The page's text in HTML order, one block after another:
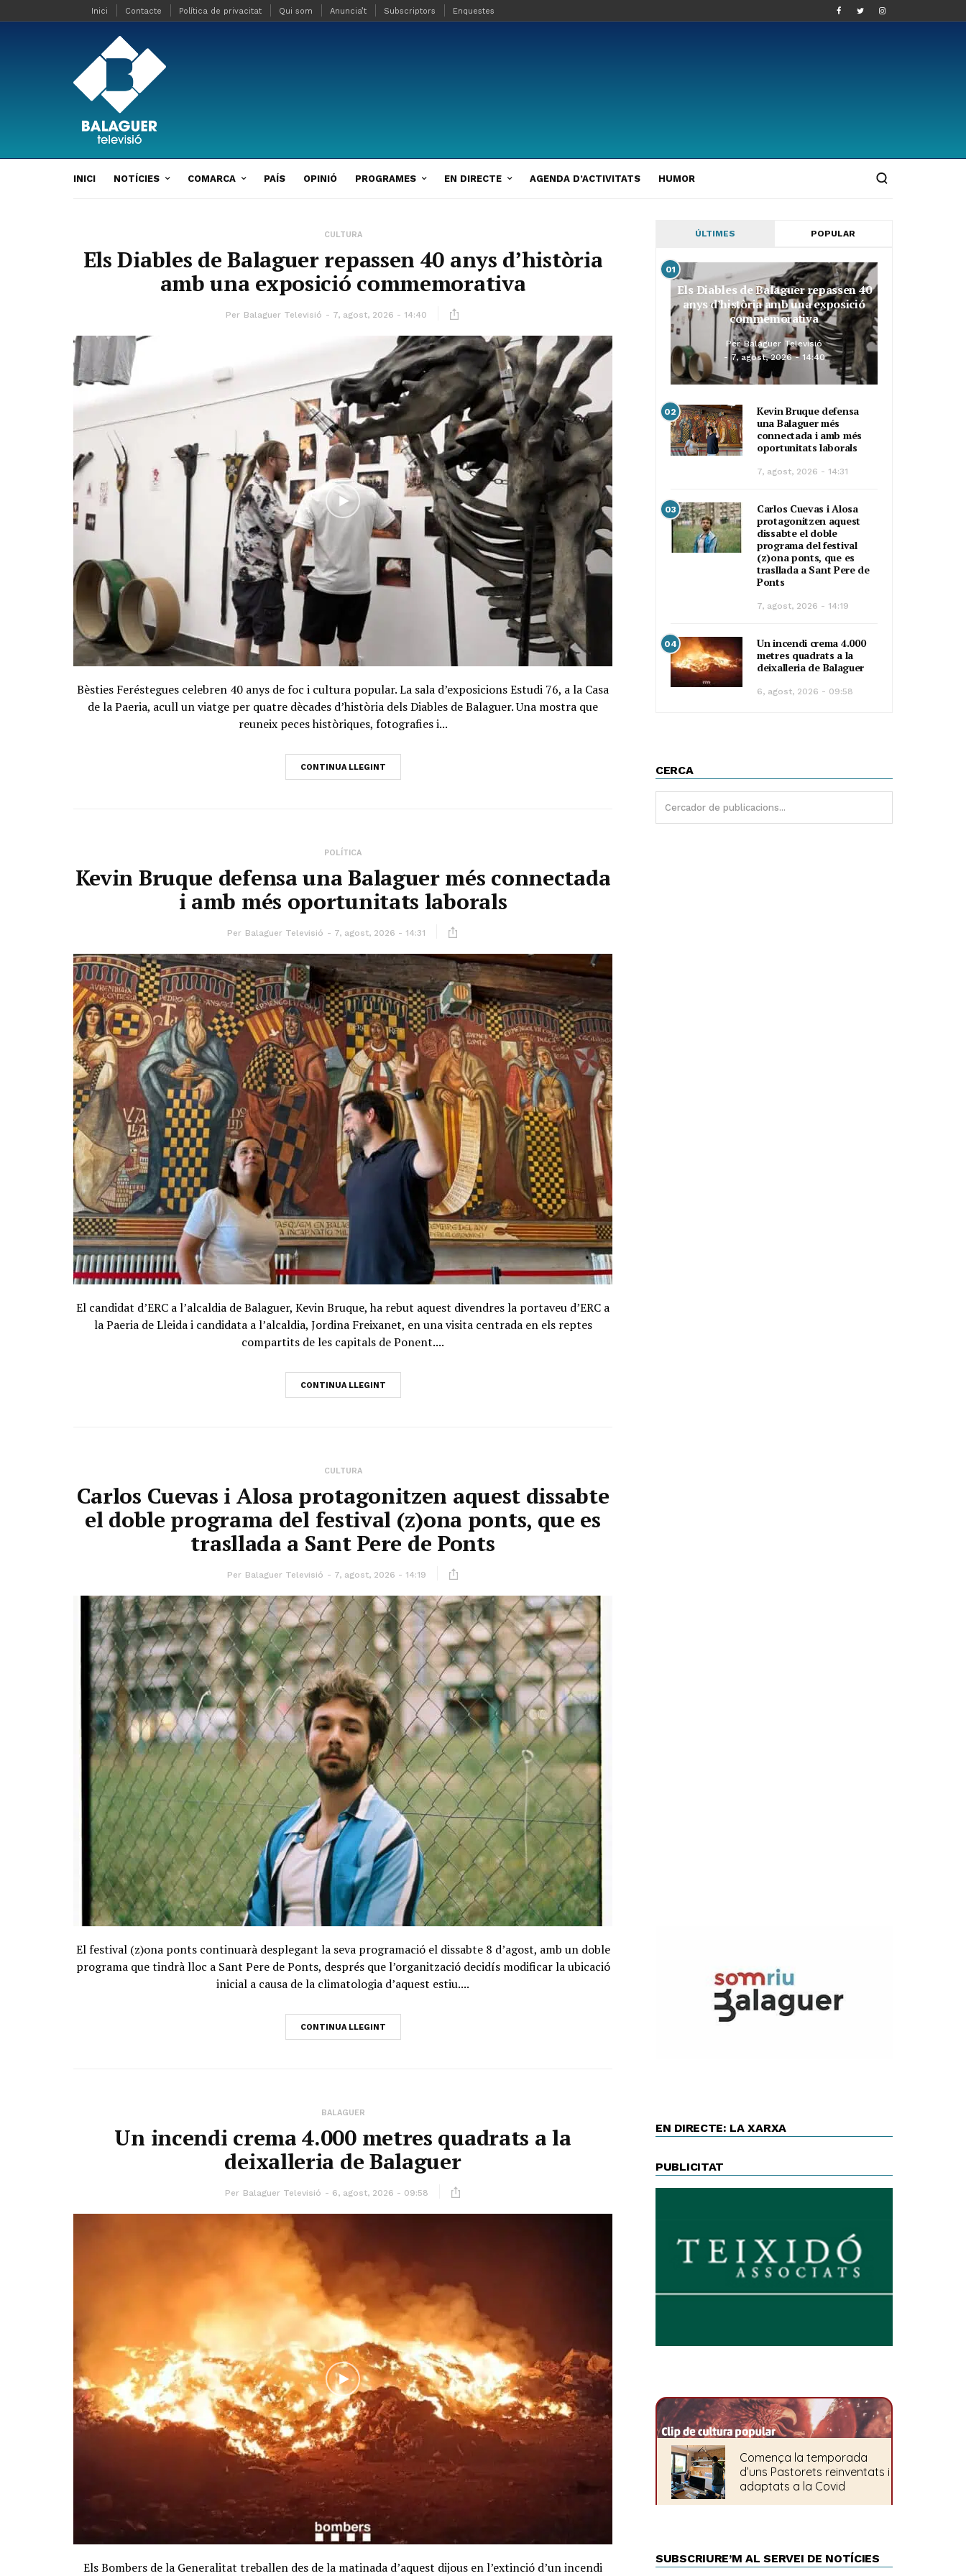
Inici Contacte Política de privacitat Qui som Anuncia’t Subscriptors Enquestes
INICI NOTÍCIES COMARCA PAÍS OPINIÓ PROGRAMES EN DIRECTE AGENDA D’ACTIVITATS HUMOR
CULTURA
Els Diables de Balaguer repassen 40 anys d’història
amb una exposició commemorativa
Per Balaguer Televisió 7, agost, 2026 - 14:40
Bèsties Feréstegues celebren 40 anys de foc i cultura popular. La sala d’exposicions Estudi 76, a la Casa
de la Paeria, acull un viatge per quatre dècades d’història dels Diables de Balaguer. Una mostra que
reuneix peces històriques, fotografies i...
CONTINUA LLEGINT
POLÍTICA
Kevin Bruque defensa una Balaguer més connectada
i amb més oportunitats laborals
Per Balaguer Televisió 7, agost, 2026 - 14:31
El candidat d’ERC a l’alcaldia de Balaguer, Kevin Bruque, ha rebut aquest divendres la portaveu d’ERC a
la Paeria de Lleida i candidata a l’alcaldia, Jordina Freixanet, en una visita centrada en els reptes
compartits de les capitals de Ponent....
CONTINUA LLEGINT
CULTURA
Carlos Cuevas i Alosa protagonitzen aquest dissabte
el doble programa del festival (z)ona ponts, que es
trasllada a Sant Pere de Ponts
Per Balaguer Televisió 7, agost, 2026 - 14:19
El festival (z)ona ponts continuarà desplegant la seva programació el dissabte 8 d’agost, amb un doble
programa que tindrà lloc a Sant Pere de Ponts, després que l’organització decidís modificar la ubicació
inicial a causa de la climatologia d’aquest estiu....
CONTINUA LLEGINT
BALAGUER
Un incendi crema 4.000 metres quadrats a la
deixalleria de Balaguer
Per Balaguer Televisió 6, agost, 2026 - 09:58
Els Bombers de la Generalitat treballen des de la matinada d’aquest dijous en l’extinció d’un incendi
ÚLTIMES POPULAR
01
Els Diables de Balaguer repassen 40
anys d’història amb una exposició
commemorativa
Per Balaguer Televisió
7, agost, 2026 - 14:40
02
Kevin Bruque defensa
una Balaguer més
connectada i amb més
oportunitats laborals
7, agost, 2026 - 14:31
03
Carlos Cuevas i Alosa
protagonitzen aquest
dissabte el doble
programa del festival
(z)ona ponts, que es
trasllada a Sant Pere de
Ponts
7, agost, 2026 - 14:19
04
Un incendi crema 4.000
metres quadrats a la
deixalleria de Balaguer
6, agost, 2026 - 09:58
CERCA
EN DIRECTE: LA XARXA
PUBLICITAT
SUBSCRIURE’M AL SERVEI DE NOTÍCIES